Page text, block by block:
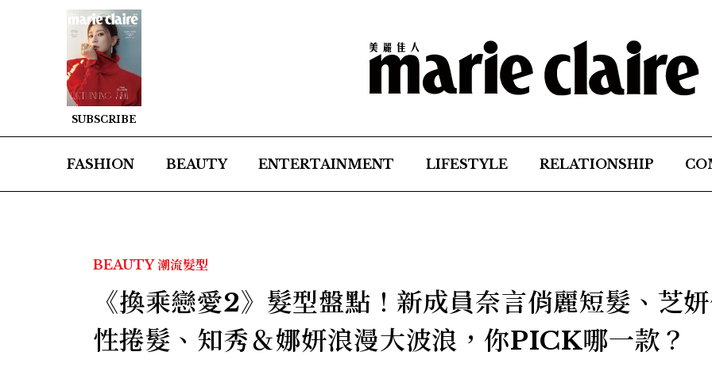
SUBSCRIBE
FASHION BEAUTY ENTERTAINMENT LIFESTYLE RELATIONSHIP
BEAUTY 潮流髮型
《換乘戀愛2》髮型盤點！新成員奈言俏麗短髮、芝
性捲髮、知秀＆娜妍浪漫大波浪，你PICK哪一款？